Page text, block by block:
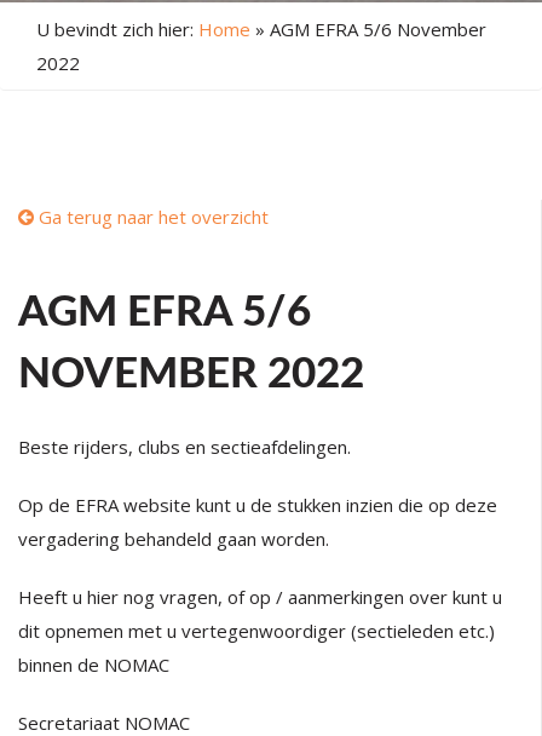
U bevindt zich hier: Home » AGM EFRA 5/6 November
2022
Ga terug naar het overzicht
AGM EFRA 5/6
NOVEMBER 2022
Beste rijders, clubs en sectieafdelingen.
Op de EFRA website kunt u de stukken inzien die op deze
vergadering behandeld gaan worden.
Heeft u hier nog vragen, of op / aanmerkingen over kunt u
dit opnemen met u vertegenwoordiger (sectieleden etc.)
binnen de NOMAC
Secretariaat NOMAC